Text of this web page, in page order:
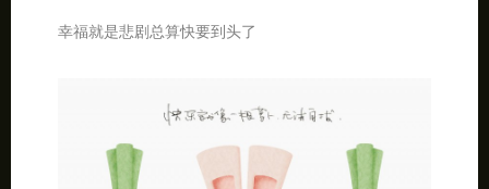
幸福就是悲剧总算快要到头了